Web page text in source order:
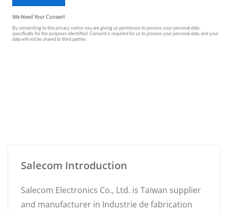
Salecom Introduction
Salecom Electronics Co., Ltd. is Taïwan supplier
and manufacturer in Industrie de fabrication